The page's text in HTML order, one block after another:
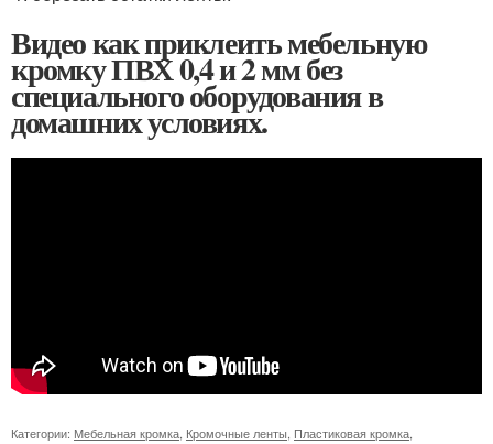
Видео как приклеить мебельную
кромку ПВХ 0,4 и 2 мм без
специального оборудования в
домашних условиях.
Категории: Мебельная кромка, Кромочные ленты, Пластиковая кромка,